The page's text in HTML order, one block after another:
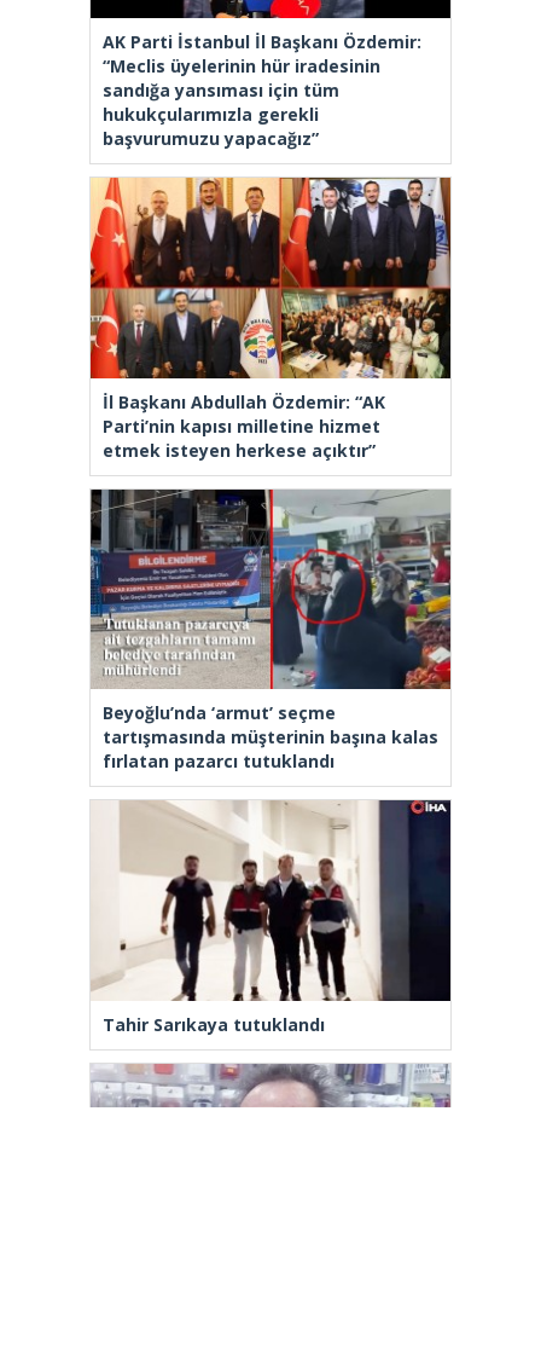
AK Parti İstanbul İl Başkanı Özdemir:
“Meclis üyelerinin hür iradesinin
sandığa yansıması için tüm
hukukçularımızla gerekli
başvurumuzu yapacağız”
İl Başkanı Abdullah Özdemir: “AK
Parti’nin kapısı milletine hizmet
etmek isteyen herkese açıktır”
Beyoğlu’nda ‘armut’ seçme
tartışmasında müşterinin başına kalas
fırlatan pazarcı tutuklandı
Tahir Sarıkaya tutuklandı